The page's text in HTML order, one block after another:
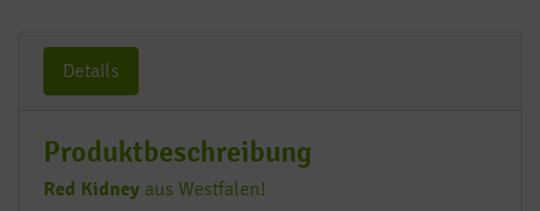
Details
Produktbeschreibung
Red Kidney aus Westfalen!